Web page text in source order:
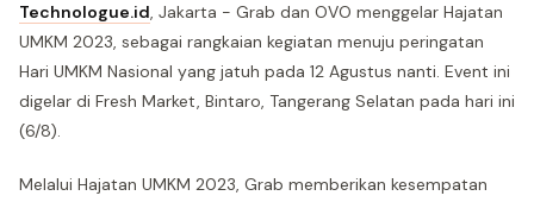
Technologue.id, Jakarta - Grab dan OVO menggelar Hajatan
UMKM 2023, sebagai rangkaian kegiatan menuju peringatan
Hari UMKM Nasional yang jatuh pada 12 Agustus nanti. Event ini
digelar di Fresh Market, Bintaro, Tangerang Selatan pada hari ini
(6/8).
Melalui Hajatan UMKM 2023, Grab memberikan kesempatan